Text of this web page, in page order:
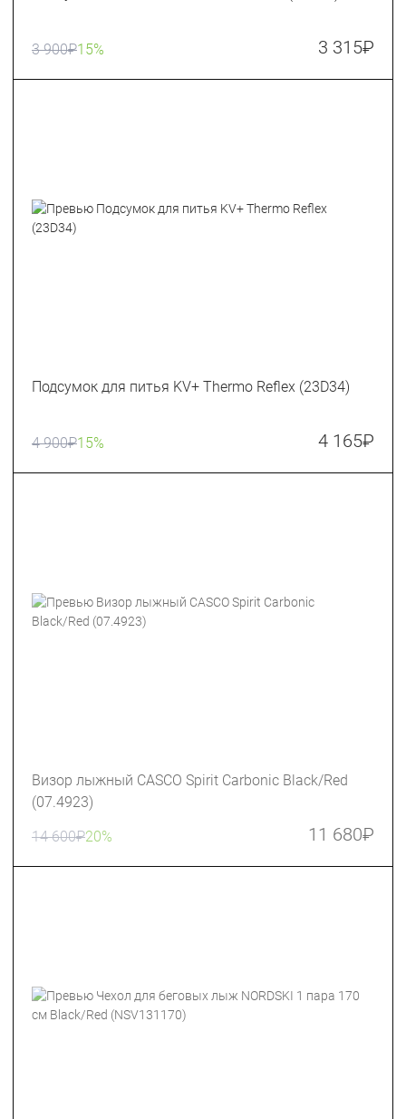
3 900₽15% 3 315₽
Подсумок для питья KV+ Thermo Reflex (23D34)
4 900₽15% 4 165₽
Визор лыжный CASCO Spirit Carbonic Black/Red
(07.4923)
14 600₽20% 11 680₽